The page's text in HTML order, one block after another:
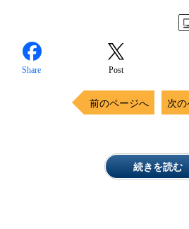
Share Post
前のページへ 次
続きを読む